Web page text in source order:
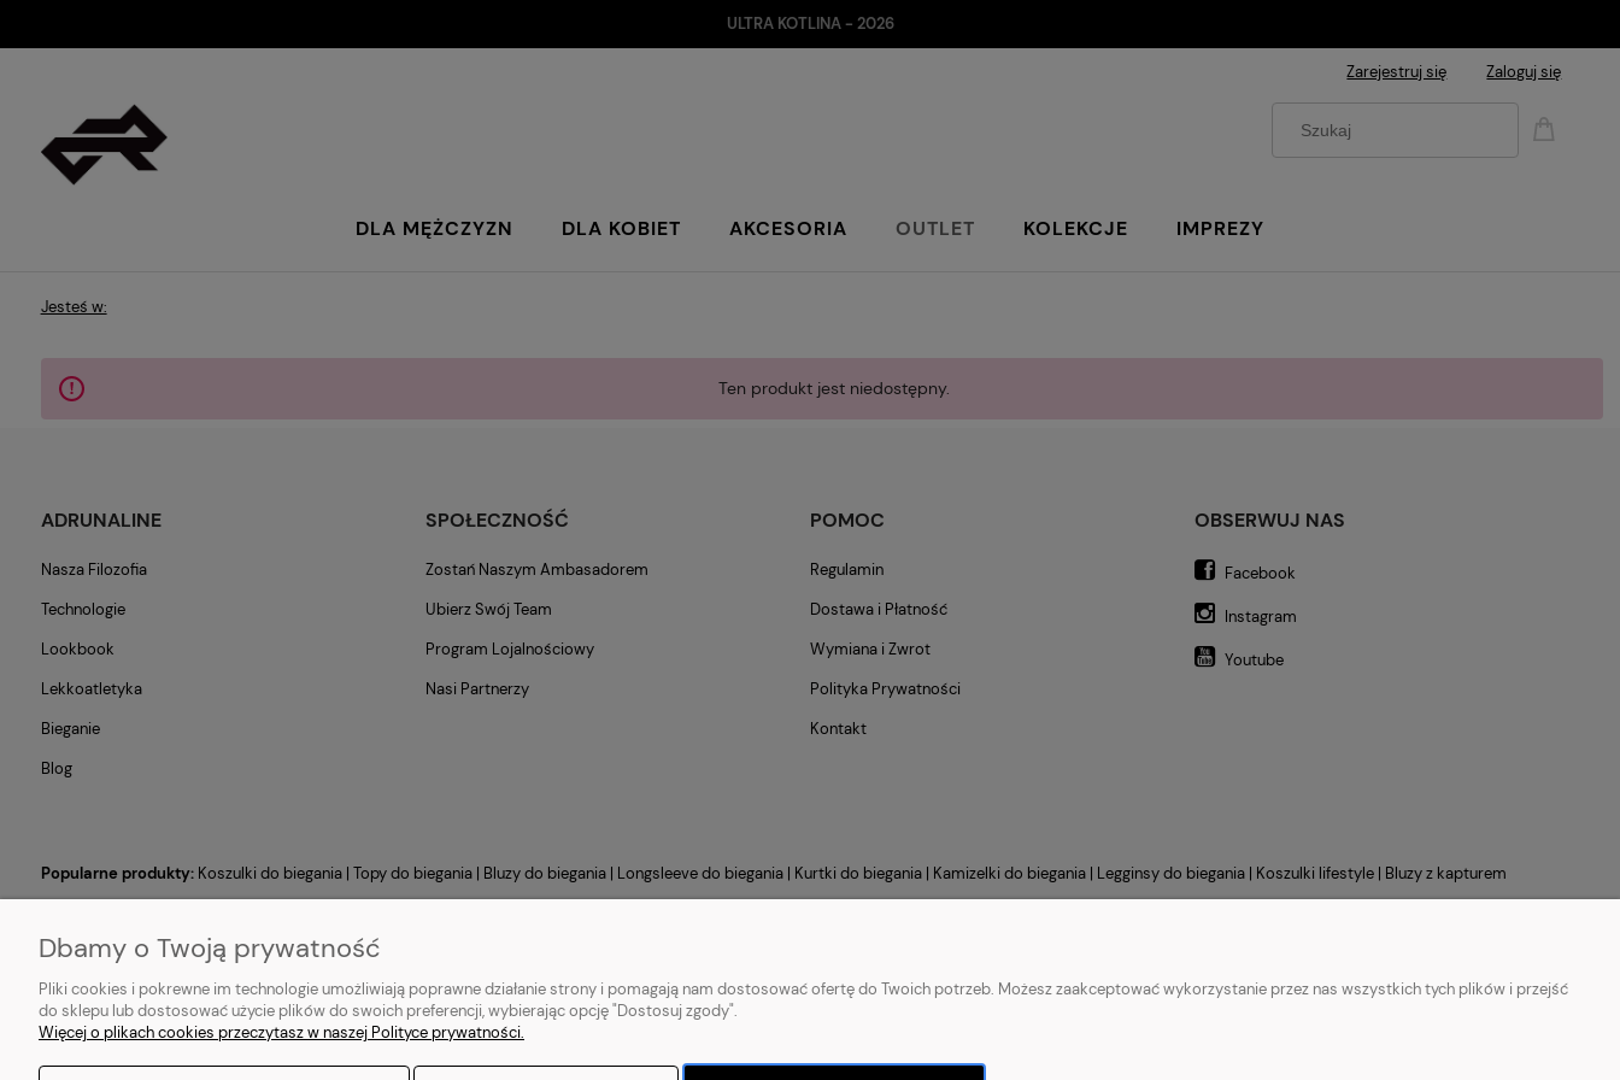
ULTRA KOTLINA - 2026
Zarejestruj się Zaloguj się
DLA MĘŻCZYZN DLA KOBIET AKCESORIA OUTLET KOLEKCJE IMPREZY
Jesteś w:
Ten produkt jest niedostępny.
ADRUNALINE
Nasza Filozofia
Technologie
Lookbook
Lekkoatletyka
Bieganie
Blog
SPOŁECZNOŚĆ
Zostań Naszym Ambasadorem
Ubierz Swój Team
Program Lojalnościowy
Nasi Partnerzy
POMOC
Regulamin
Dostawa i Płatność
Wymiana i Zwrot
Polityka Prywatności
Kontakt
OBSERWUJ NAS
Facebook
Instagram
Youtube
Popularne produkty: Koszulki do biegania | Topy do biegania | Bluzy do biegania | Longsleeve do biegania | Kurtki do biegania | Kamizelki do biegania | Legginsy do biegania | Koszulki lifestyle | Bluzy z kapturem
Sklep internetowy Shoper.pl
Dbamy o Twoją prywatność
Pliki cookies i pokrewne im technologie umożliwiają poprawne działanie strony i pomagają nam dostosować ofertę do Twoich potrzeb. Możesz zaakceptować wykorzystanie przez nas wszystkich tych plików i przejść
do sklepu lub dostosować użycie plików do swoich preferencji, wybierając opcję "Dostosuj zgody".
Więcej o plikach cookies przeczytasz w naszej Polityce prywatności.